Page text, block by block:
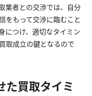
業者との交渉では、自分
をもって交渉に臨むこと
につけ、適切なタイミン
取成立の鍵となるので
た買取タイミ